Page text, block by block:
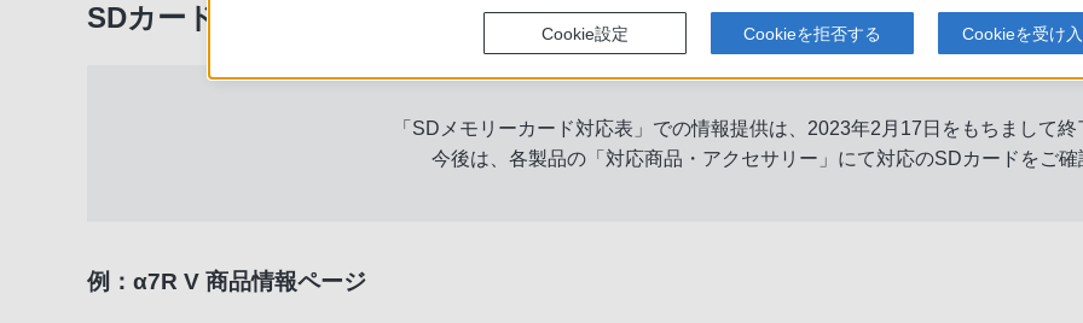
SDカード対応表
「SDメモリーカード対応表」での情報提供は、2023年2月17日をもちまして
今後は、各製品の「対応商品・アクセサリー」にて対応のSDカードをご
例：α7R V 商品情報ページ
Cookie設定 Cookieを拒否する Cookieを受け